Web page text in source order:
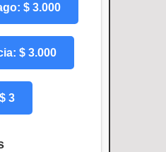
$ 3.000
$ 3.000
3